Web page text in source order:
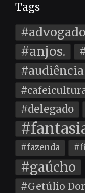
Tags
#advogado
#anjos.
#audiência
#delegado
#fazenda
#gaúcho
#Getúlio